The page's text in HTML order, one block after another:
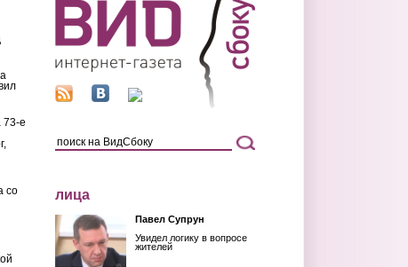
73-е
со
лица
Павел Супрун
Увидел логику в вопросе
жителей